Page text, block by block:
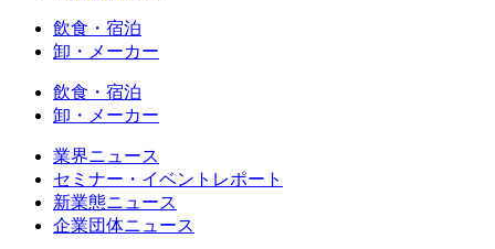
飲食・宿泊
卸・メーカー
飲食・宿泊
卸・メーカー
業界ニュース
セミナー・イベントレポート
新業態ニュース
企業団体ニュース